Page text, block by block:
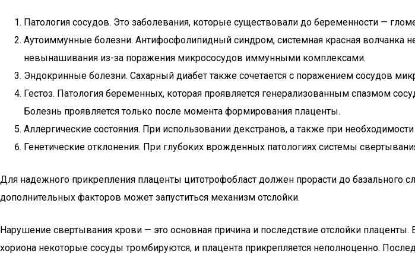
Патология сосудов. Это заболевания, которые существовали до беременности —
Аутоиммунные болезни. Антифосфолипидный синдром, системная красная волчанка
невынашивания из-за поражения микрососудов иммунными комплексами.
Эндокринные болезни. Сахарный диабет также сочетается с поражением сосудов
Гестоз. Патология беременных, которая проявляется генерализованным спазмом
Болезнь проявляется только после момента формирования плаценты.
Аллергические состояния. При использовании декстранов, а также при
Генетические отклонения. При глубоких врожденных патологиях системы
Для надежного прикрепления плаценты цитотрофобласт должен прорасти до базального
дополнительных факторов может запуститься механизм отслойки.
Нарушение свертывания крови — это основная причина и последствие отслойки
хориона некоторые сосуды тромбируются, и плацента прикрепляется неполноценно.